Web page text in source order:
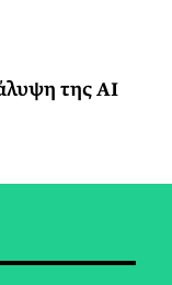
της AI